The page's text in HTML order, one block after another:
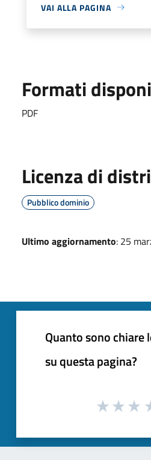
VAI ALLA PAGINA
Formati
PDF
Licenza di
Pubblico dominio
Ultimo aggiornamento: 25
Quanto sono
su questa pagina?